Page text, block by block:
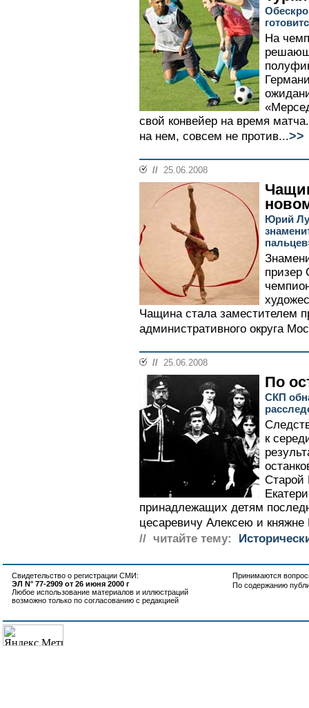
На
свой конвейер на время
на нем, совсем не против...>>
// 25.06.2008
Юрий
призер
Чащина стала заместителем
административного округа
// 25.06.2008
По
СКП
к
Старой
принадлежащих детям
цесаревичу Алексею и
// читайте тему:
Свидетельство о регистрации СМИ:
ЭЛ N° 77-2909 от 26 июня 2000 г
Любое использование материалов и иллюстраций
возможно только по согласованию с редакцией
Принимаются
По содержанию